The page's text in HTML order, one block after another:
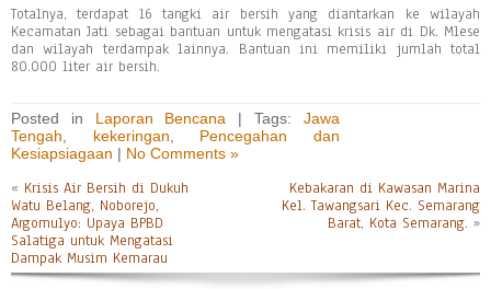
Totalnya, terdapat 16 tangki air bersih yang diantarkan ke wilayah
Kecamatan Jati sebagai bantuan untuk mengatasi krisis air di Dk. Mlese
dan wilayah terdampak lainnya. Bantuan ini memiliki jumlah total
80.000 liter air bersih.
Posted in Laporan Bencana | Tags: Jawa
Tengah
kekeringan
Pencegahan dan
Kesiapsiagaan | No Comments »
« Krisis Air Bersih di Dukuh
Watu Belang, Noborejo,
Argomulyo: Upaya BPBD
Salatiga untuk Mengatasi
Dampak Musim Kemarau
Kebakaran di Kawasan Marina
Kel. Tawangsari Kec. Semarang
Barat, Kota Semarang. »